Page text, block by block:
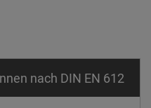
nach DIN EN 612